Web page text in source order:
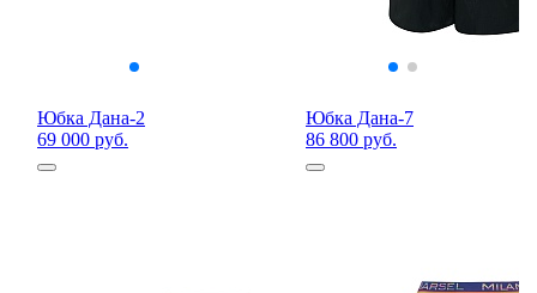
Юбка Дана-2
69 000 руб.
Юбка Дана-7
86 800 руб.